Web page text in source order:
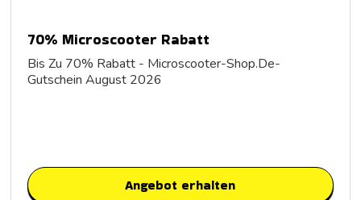
70% Microscooter Rabatt
Bis Zu 70% Rabatt - Microscooter-Shop.De-
Gutschein August 2026
Angebot erhalten